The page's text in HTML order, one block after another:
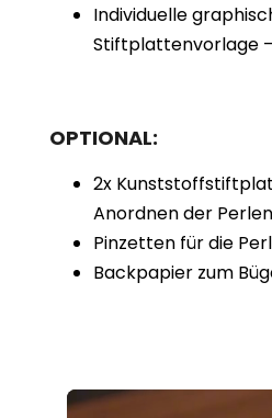
Individuelle
Stiftplattenvorlage
OPTIONAL:
2x
Anordnen der Perlen
Pinzetten für die
Backpapier zum